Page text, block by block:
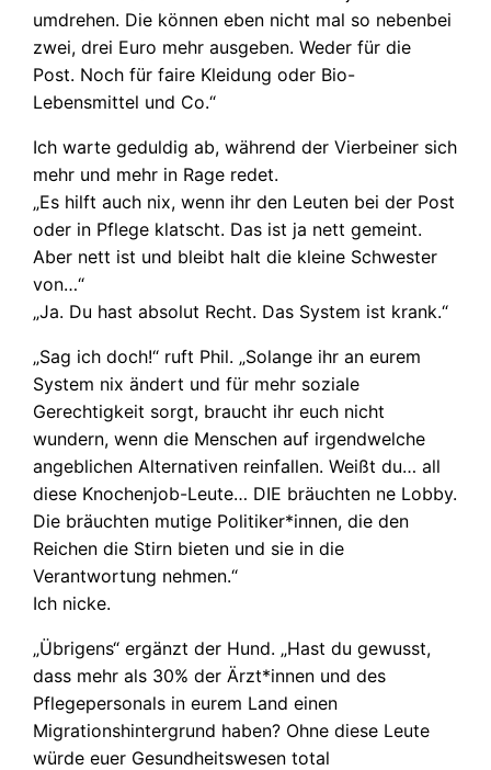
umdrehen. Die können eben nicht mal so nebenbei
zwei, drei Euro mehr ausgeben. Weder für die
Post. Noch für faire Kleidung oder Bio-
Lebensmittel und Co.“
Ich warte geduldig ab, während der Vierbeiner sich
mehr und mehr in Rage redet.
„Es hilft auch nix, wenn ihr den Leuten bei der Post
oder in Pflege klatscht. Das ist ja nett gemeint.
Aber nett ist und bleibt halt die kleine Schwester
von…“
„Ja. Du hast absolut Recht. Das System ist krank.“
„Sag ich doch!“ ruft Phil. „Solange ihr an eurem
System nix ändert und für mehr soziale
Gerechtigkeit sorgt, braucht ihr euch nicht
wundern, wenn die Menschen auf irgendwelche
angeblichen Alternativen reinfallen. Weißt du… all
diese Knochenjob-Leute… DIE bräuchten ne Lobby.
Die bräuchten mutige Politiker*innen, die den
Reichen die Stirn bieten und sie in die
Verantwortung nehmen.“
Ich nicke.
„Übrigens“ ergänzt der Hund. „Hast du gewusst,
dass mehr als 30% der Ärzt*innen und des
Pflegepersonals in eurem Land einen
Migrationshintergrund haben? Ohne diese Leute
würde euer Gesundheitswesen total